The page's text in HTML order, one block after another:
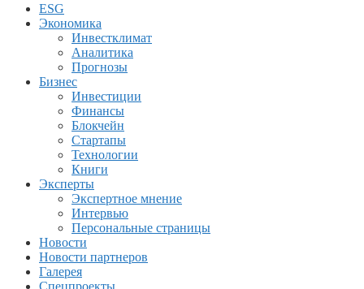
ESG
Экономика
Инвестклимат
Аналитика
Прогнозы
Бизнес
Инвестиции
Финансы
Блокчейн
Стартапы
Технологии
Книги
Эксперты
Экспертное мнение
Интервью
Персональные страницы
Новости
Новости партнеров
Галерея
Спецпроекты